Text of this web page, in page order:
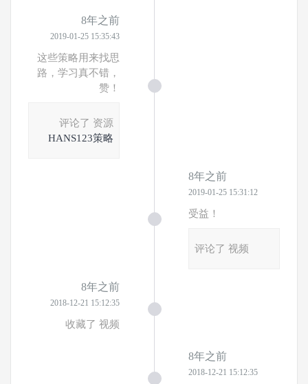
8年之前
2019-01-25 15:35:43
这些策略用来找思
路，学习真不错，
赞！
评论了 资源
HANS123策略
8年之前
2019-01-25 15:31:12
受益！
评论了 视频
8年之前
2018-12-21 15:12:35
收藏了 视频
8年之前
2018-12-21 15:12:35